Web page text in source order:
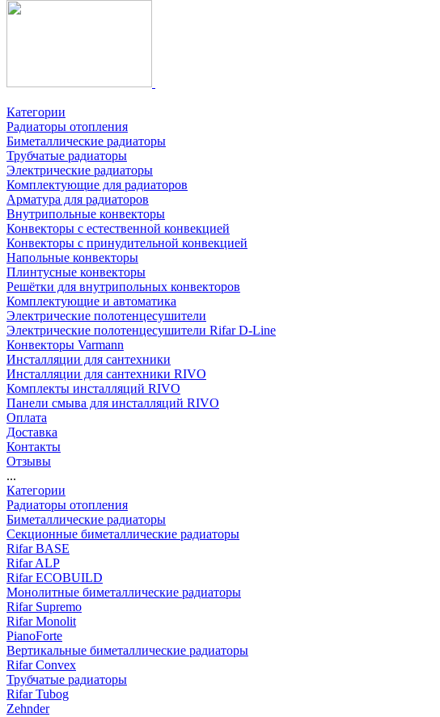
Категории
Радиаторы отопления
Биметаллические радиаторы
Трубчатые радиаторы
Электрические радиаторы
Комплектующие для радиаторов
Арматура для радиаторов
Внутрипольные конвекторы
Конвекторы с естественной конвекцией
Конвекторы с принудительной конвекцией
Напольные конвекторы
Плинтусные конвекторы
Решётки для внутрипольных конвекторов
Комплектующие и автоматика
Электрические полотенцесушители
Электрические полотенцесушители Rifar D-Line
Конвекторы Varmann
Инсталляции для сантехники
Инсталляции для сантехники RIVO
Комплекты инсталляций RIVO
Панели смыва для инсталляций RIVO
Оплата
Доставка
Контакты
Отзывы
...
Категории
Радиаторы отопления
Биметаллические радиаторы
Секционные биметаллические радиаторы
Rifar BASE
Rifar ALP
Rifar ECOBUILD
Монолитные биметаллические радиаторы
Rifar Supremo
Rifar Monolit
PianoForte
Вертикальные биметаллические радиаторы
Rifar Convex
Трубчатые радиаторы
Rifar Tubog
Zehnder